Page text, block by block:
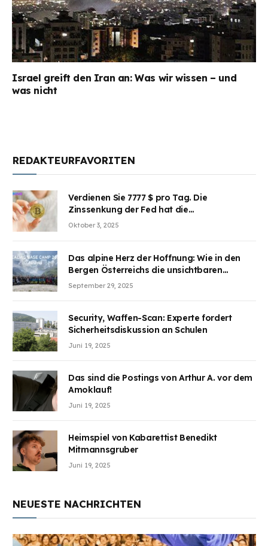
Israel greift den Iran an: Was wir wissen – und
was nicht
REDAKTEURFAVORITEN
Verdienen Sie 7777 $ pro Tag. Die
Zinssenkung der Fed hat die
Aufmerksamkeit des Marktes erregt.
Oktober 3, 2025
Das alpine Herz der Hoffnung: Wie in den
Bergen Österreichs die unsichtbaren
Wunden des Kriegesheilen
September 29, 2025
Security, Waffen-Scan: Experte fordert
Sicherheitsdiskussion an Schulen
Juni 19, 2025
Das sind die Postings von Arthur A. vor dem
Amoklauf!
Juni 19, 2025
Heimspiel von Kabarettist Benedikt
Mitmannsgruber
Juni 19, 2025
NEUESTE NACHRICHTEN